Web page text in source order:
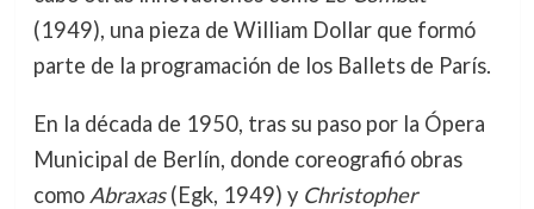
(1949), una pieza de William Dollar que formó
parte de la programación de los Ballets de París.
En la década de 1950, tras su paso por la Ópera
Municipal de Berlín, donde coreografió obras
como Abraxas(Egk, 1949) y Christopher